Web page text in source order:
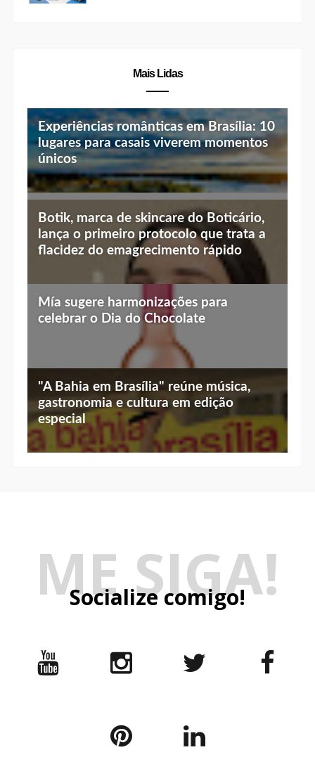
Mais Lidas
Experiências românticas em Brasília: 10
lugares para casais viverem momentos
únicos
Top 10 jantares românticos em Brasília:
luz baixa, vista linda e menu especial
Botik, marca de skincare do Boticário,
lança o primeiro protocolo que trata a
flacidez do emagrecimento rápido
Mía sugere harmonizações para
celebrar o Dia do Chocolate
"A Bahia em Brasília" reúne música,
gastronomia e cultura em edição
especial
ME SIGA!
Socialize comigo!